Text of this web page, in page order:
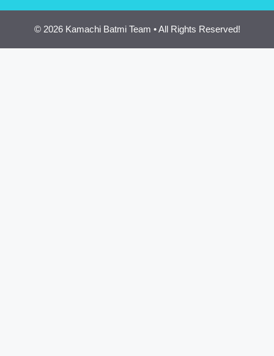
© 2026 Kamachi Batmi Team • All Rights Reserved!